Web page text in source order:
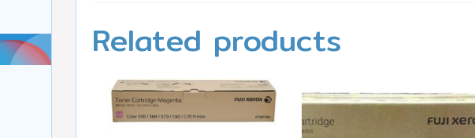
Related products